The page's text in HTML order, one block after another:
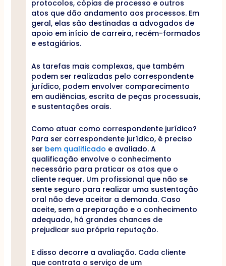
protocolos, cópias de processo e outros
atos que dão andamento aos processos. Em
geral, elas são destinadas a advogados de
apoio em início de carreira, recém-formados
e estagiários.
As tarefas mais complexas, que também
podem ser realizadas pelo correspondente
jurídico, podem envolver comparecimento
em audiências, escrita de peças processuais,
e sustentações orais.
Como atuar como correspondente jurídico?
Para ser correspondente jurídico, é preciso
ser bem qualificado e avaliado. A
qualificação envolve o conhecimento
necessário para praticar os atos que o
cliente requer. Um profissional que não se
sente seguro para realizar uma sustentação
oral não deve aceitar a demanda. Caso
aceite, sem a preparação e o conhecimento
adequado, há grandes chances de
prejudicar sua própria reputação.
E disso decorre a avaliação. Cada cliente
que contrata o serviço de um